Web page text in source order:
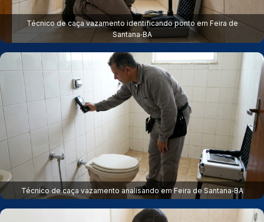
Técnico de caça vazamento identificando ponto em Feira de
Santana‑BA
Técnico de caça vazamento analisando em Feira de Santana‑BA